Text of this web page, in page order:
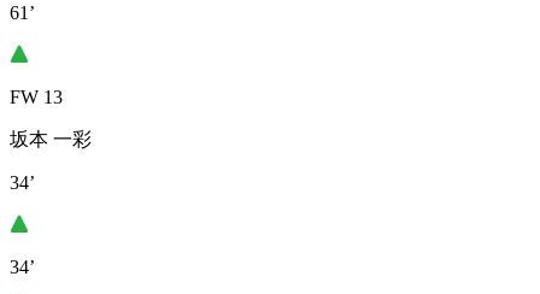
61’
FW 13
坂本 一彩
34’
34’